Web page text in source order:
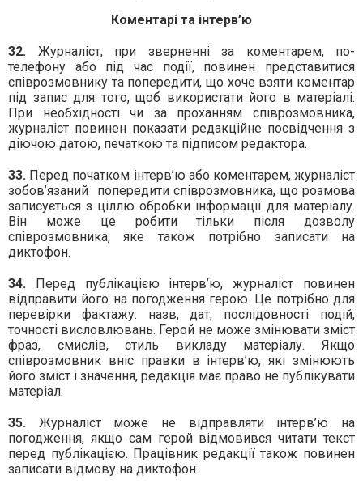
Коментарі та інтерв’ю
32. Журналіст, при зверненні за коментарем, по-
телефону або під час події, повинен представитися
співрозмовнику та попередити, що хоче взяти коментар
під запис для того, щоб використати його в матеріалі.
При необхідності чи за проханням співрозмовника,
журналіст повинен показати редакційне посвідчення з
діючою датою, печаткою та підписом редактора.
33. Перед початком інтерв’ю або коментарем, журналіст
зобов’язаний
попередити співрозмовника, що розмова
записується з ціллю обробки інформації для матеріалу.
Він може це робити тільки після дозволу
співрозмовника, яке також потрібно записати на
диктофон.
34. Перед публікацією інтерв’ю, журналіст повинен
відправити його на погодження герою. Це потрібно для
перевірки фактажу: назв, дат, послідовності подій,
точності висловлювань. Герой не може змінювати зміст
фраз, смислів, стиль викладу матеріалу. Якщо
співрозмовник вніс правки в інтерв’ю, які змінюють
його зміст і значення, редакція має право не публікувати
матеріал.
35. Журналіст може не відправляти інтерв’ю на
погодження, якщо сам герой відмовився читати текст
перед публікацією. Працівник редакції також повинен
записати відмову на диктофон.